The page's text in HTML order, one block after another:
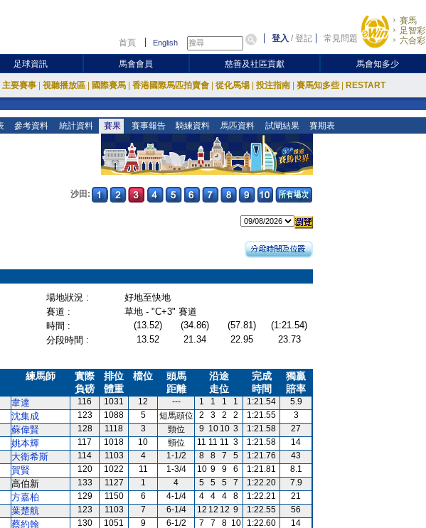
首頁 English 登入 /登記 常見問題
賽馬
足智彩
六合彩
足球資訊 馬會會員 慈善及社區貢獻 馬會知多少
主要賽事 視聽播放區 國際賽馬 香港國際馬匹拍賣會 從化馬場 投注指南 賽馬知多些 RESTART
參考資料 統計資料 賽果 賽事報告 騎練資料 馬匹資料 試閘結果 賽期表
沙田:
場地狀況 :
好地至快地
賽道 :
草地 - "C+3" 賽道
時間 : (13.52) (34.86) (57.81)
(1:21.54)
分段時間 :
13.52 21.34 22.95
23.73
練馬師
實際
負磅
排位
體重
檔位
頭馬
距離
沿途
走位
完成
時間
獨贏
賠率
韋達 116 1031 12 --- 1 1 1 1 1:21.54
5.9
沈集成 123 1088 5 短馬頭位 2 3 2 2 1:21.55
3
蘇偉賢 128 1118 3 頸位 9 10 10 3 1:21.58
27
姚本輝 117 1018 10 頸位 11 11 11 3 1:21.58
14
大衛希斯 114 1103 4 1-1/2 8 8 7 5 1:21.76
43
賀賢 120 1022 11 1-3/4 10 9 9 6 1:21.81
8.1
高伯新 133 1127 1 4 5 5 5 7 1:22.20
7.9
方嘉柏 129 1150 6 4-1/4 4 4 4 8 1:22.21
21
葉楚航 123 1103 7 6-1/4 12 12 12 9 1:22.55
56
蔡約翰 130 1051 9 6-1/2 7 7 8 10 1:22.60
14